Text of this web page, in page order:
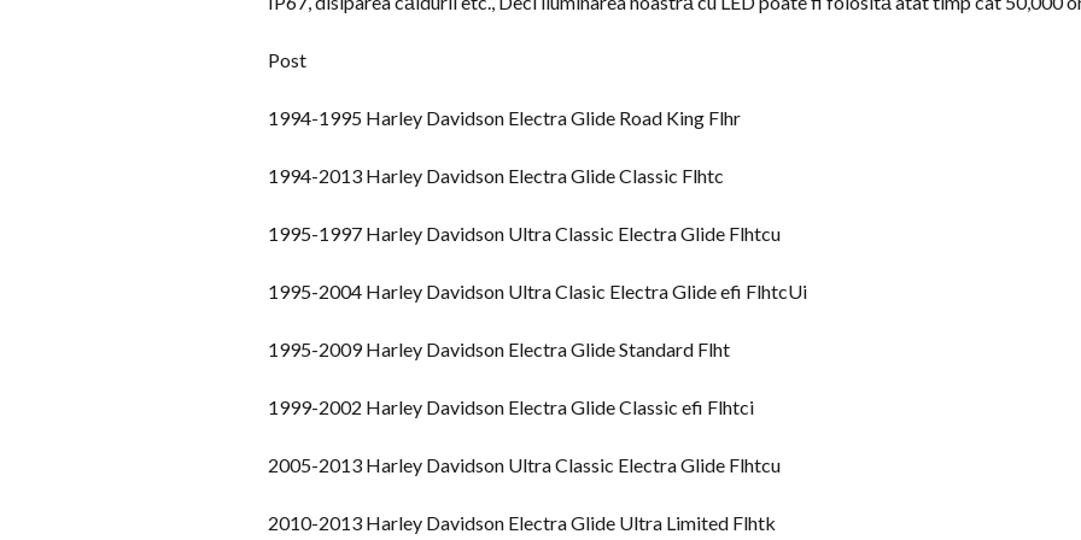
Post
1994-1995 Harley Davidson Electra Glide Road King Flhr
1994-2013 Harley Davidson Electra Glide Classic Flhtc
1995-1997 Harley Davidson Ultra Classic Electra Glide Flhtcu
1995-2004 Harley Davidson Ultra Clasic Electra Glide efi FlhtcUi
1995-2009 Harley Davidson Electra Glide Standard Flht
1999-2002 Harley Davidson Electra Glide Classic efi Flhtci
2005-2013 Harley Davidson Ultra Classic Electra Glide Flhtcu
2010-2013 Harley Davidson Electra Glide Ultra Limited Flhtk